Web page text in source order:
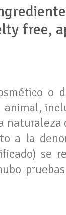
free,
o
animal,
naturaleza
a la
se